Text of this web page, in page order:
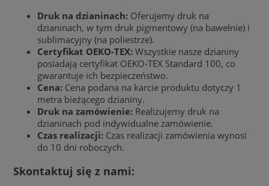
Druk na dzianinach: Oferujemy druk na
dzianinach, w tym druk pigmentowy (na bawełnie) i
sublimacyjny (na poliestrze).
Certyfikat OEKO-TEX: Wszystkie nasze dzianiny
posiadają certyfikat OEKO-TEX Standard 100, co
gwarantuje ich bezpieczeństwo.
Cena: Cena podana na karcie produktu dotyczy 1
metra bieżącego dzianiny.
Druk na zamówienie: Realizujemy druk na
dzianinach pod indywidualne zamówienie.
Czas realizacji: Czas realizacji zamówienia wynosi
do 10 dni roboczych.
Skontaktuj się z nami: